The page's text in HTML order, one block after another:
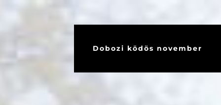
Dobozi ködös november